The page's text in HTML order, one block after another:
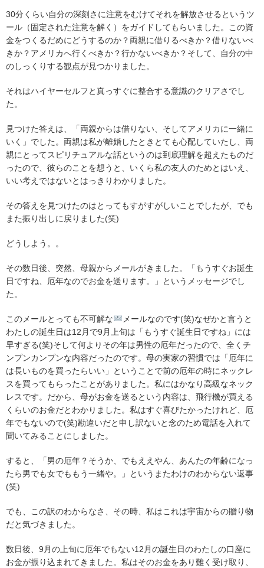
30分くらい自分の深刻さに注意をむけてそれを解放させるというツ
ール（固定された注意を解く）をガイドしてもらいました。この資
金をつくるだめにどうするのか？両親に借りるべきか？借りないべ
きか？アメリカへ行くべきか？行かないべきか？そして、自分の中
のしっくりする観点が見つかりました。
それはハイヤーセルフと真っすぐに整合する意識のクリアさでし
た。
見つけた答えは、「両親からは借りない、そしてアメリカに一緒に
いく」でした。両親は私が離婚したときとても心配していたし、両
親にとってスピリチュアルな話というのは到底理解を超えたものだ
ったので、彼らのことを想うと、いくら私の友人のためとはいえ、
いい考えではないとはっきりわかりました。
その答えを見つけたのはとってもすがすがしいことでしたが、でも
また振り出しに戻りました(笑)
どうしよう。。
その数日後、突然、母親からメールがきました。「もうすぐお誕生
日ですね、厄年なのでお金を送ります。」というメッセージでし
た。
このメールとっても不可解な
メールなのです(笑)なぜかと言うと
わたしの誕生日は12月で9月上旬は「もうすぐ誕生日ですね」には
早すぎる(笑)そして何よりその年は男性の厄年だったので、全くチ
ンプンカンプンな内容だったのです。母の実家の習慣では「厄年に
は長いものを買ったらいい」ということで前の厄年の時にネックレ
スを買ってもらったことがありました。私にはかなり高級なネック
レスです。だから、母がお金を送るという内容は、飛行機が買える
くらいのお金だとわかりました。私はすぐ喜びたかったけれど、厄
年でもないので(笑)勘違いだと申し訳ないと念のため電話を入れて
聞いてみることにしました。
すると、「男の厄年？そうか、でもええやん、あんたの年齢になっ
たら男でも女でももう一緒や。」というまたわけのわからない返事
(笑)
でも、この訳のわからなさ、その時、私はこれは宇宙からの贈り物
だと気づきました。
数日後、9月の上旬に厄年でもない12月の誕生日のわたしの口座に
お金が振り込まれてきました。私はそのお金をあり難く受け取り、